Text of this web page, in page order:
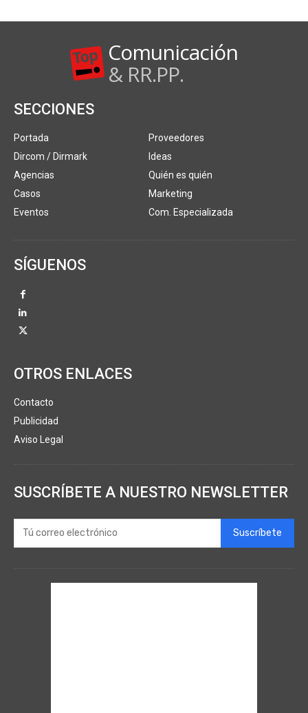
Comunicación
& RR.PP.
SECCIONES
Portada
Dircom / Dirmark
Agencias
Casos
Eventos
Proveedores
Ideas
Quién es quién
Marketing
Com. Especializada
SÍGUENOS
OTROS ENLACES
Contacto
Publicidad
Aviso Legal
SUSCRÍBETE A NUESTRO NEWSLETTER
Suscríbete